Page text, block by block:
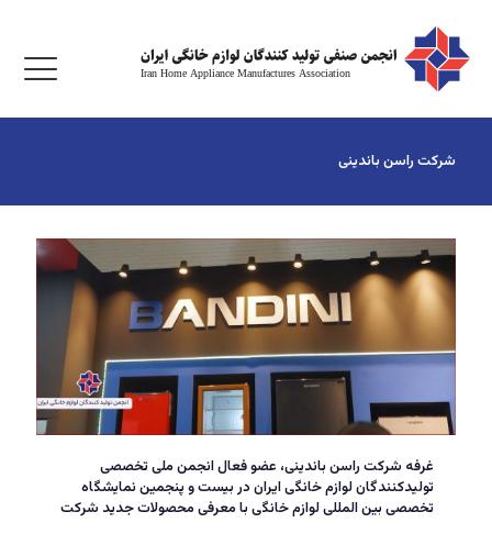
شرکت راسن باندینی
غرفه شرکت راسن باندینی، عضو فعال انجمن ملی تخصصی
تولیدکنندگان لوازم خانگی ایران در بیست و پنجمین نمایشگاه
تخصصی بین المللی لوازم خانگی با معرفی محصولات جدید شرکت